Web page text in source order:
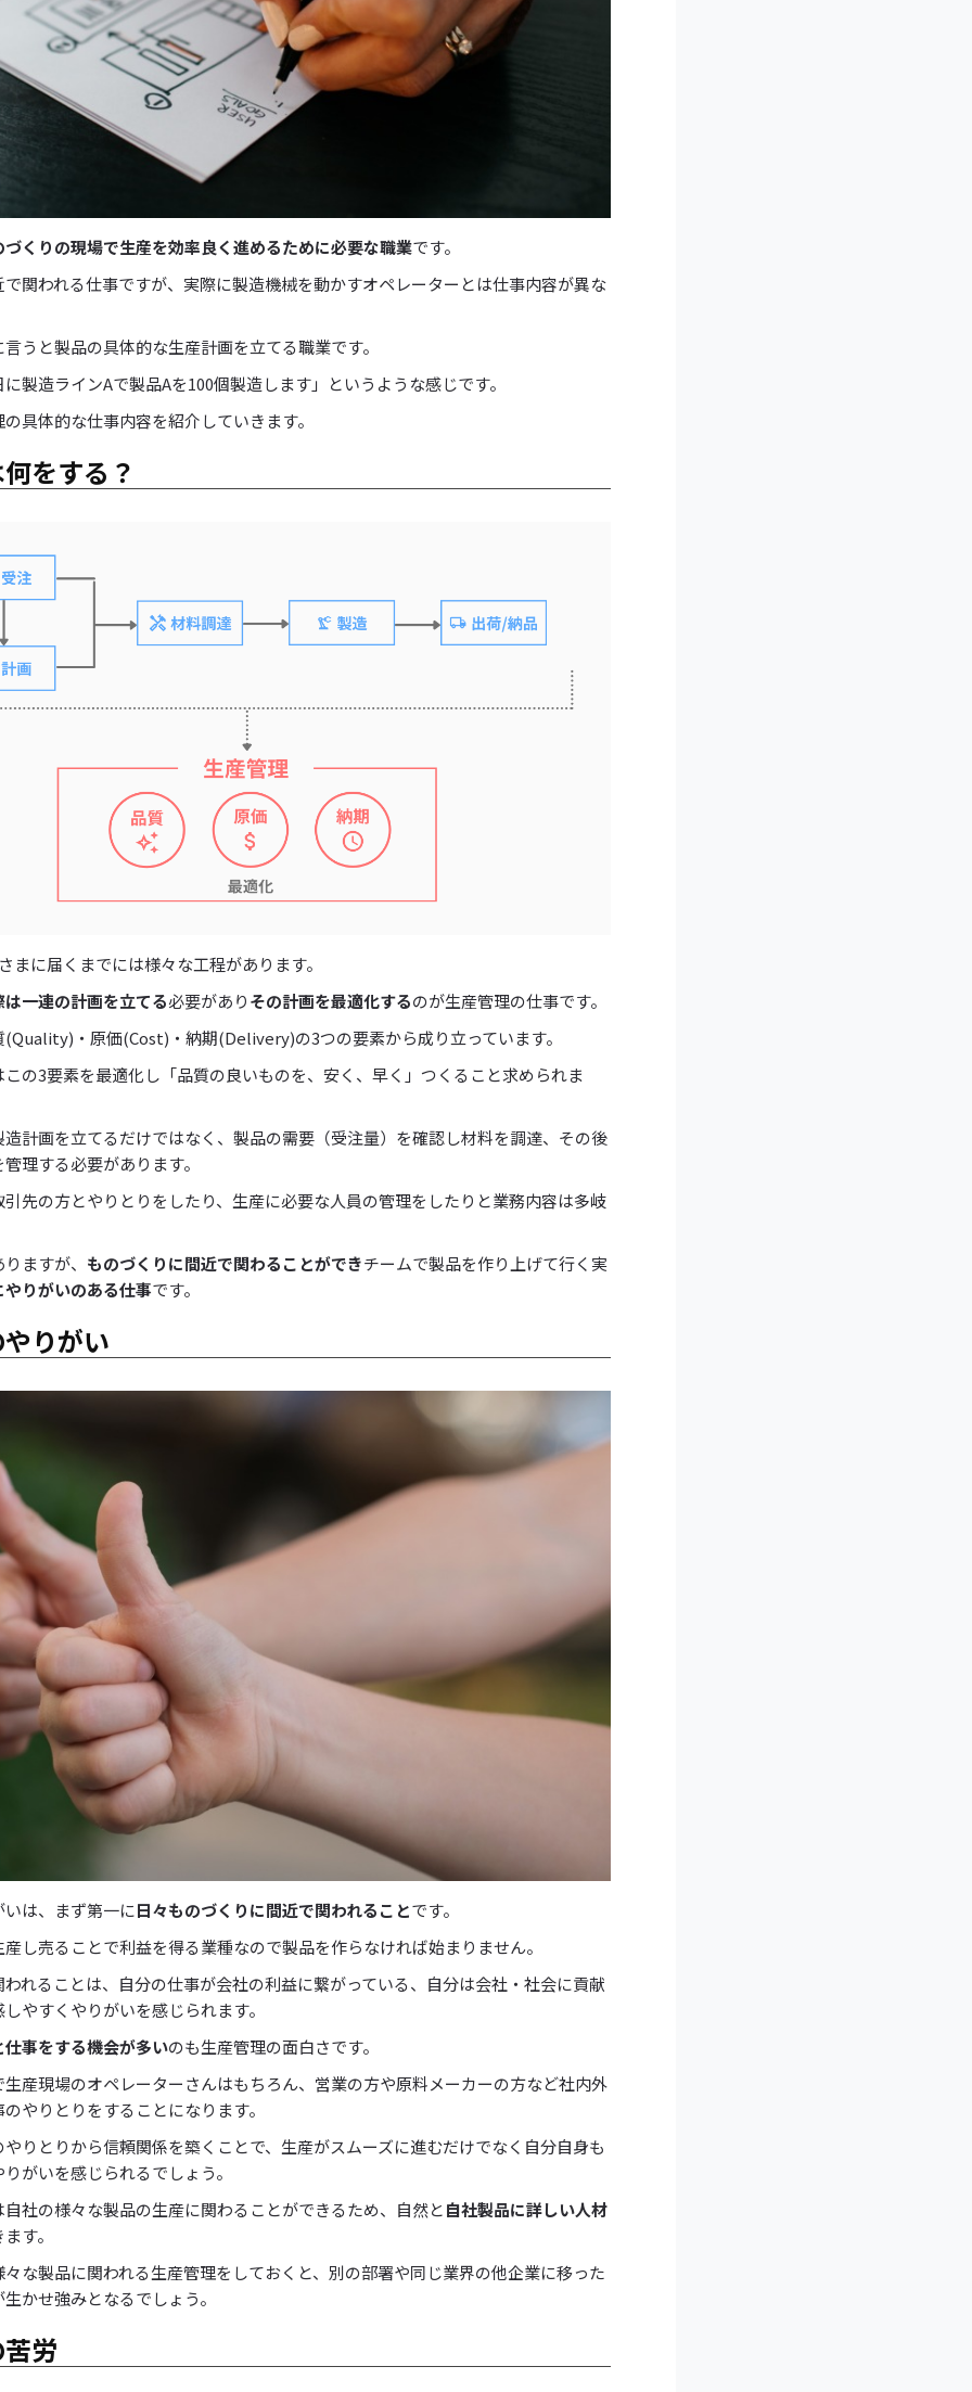
づくりの現場で生産を効率良く進めるために必要な職業です。
関われる仕事ですが、実際に製造機械を動かすオペレーターとは仕事内容が異な
うと製品の具体的な生産計画を立てる職業です。
製造ラインAで製品Aを100個製造します」というような感じです。
具体的な仕事内容を紹介していきます。
をする？
まに届くまでには様々な工程があります。
一連の計画を立てる必要がありその計画を最適化するのが生産管理の仕事です。
・原価(Cost)・納期(Delivery)の3つの要素から成り立っています。
の3要素を最適化し「品質の良いものを、安く、早く」つくること求められま
計画を立てるだけではなく、製品の需要（受注量）を確認し材料を調達、その後
理する必要があります。
先の方とやりとりをしたり、生産に必要な人員の管理をしたりと業務内容は多岐
ますが、 ものづくりに間近で関わることができチームで製品を作り上げて行く実
やりがいのある仕事です。
りがい
は、まず第一に日々ものづくりに間近で関われることです。
し売ることで利益を得る業種なので製品を作らなければ始まりません。
れることは、自分の仕事が会社の利益に繋がっている、自分は会社・社会に貢献
やすくやりがいを感じられます。
事をする機会が多いのも生産管理の面白さです。
産現場のオペレーターさんはもちろん、営業の方や原料メーカーの方など社内外
やりとりをすることになります。
りとりから信頼関係を築くことで、生産がスムーズに進むだけでなく自分自身も
がいを感じられるでしょう。
社の様々な製品の生産に関わることができるため、自然と自社製品に詳しい人材
す。
な製品に関われる生産管理をしておくと、別の部署や同じ業界の他企業に移った
かせ強みとなるでしょう。
労